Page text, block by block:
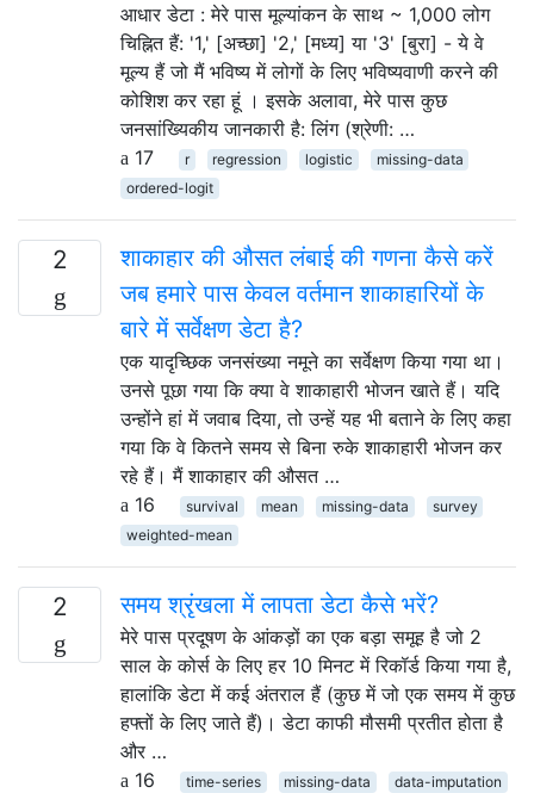
आधार डेटा : मेरे पास मूल्यांकन के साथ ~ 1,000 लोग
चिह्नित हैं: '1,' [अच्छा] '2,' [मध्य] या '3' [बुरा] - ये वे
मूल्य हैं जो मैं भविष्य में लोगों के लिए भविष्यवाणी करने की
कोशिश कर रहा हूं । इसके अलावा, मेरे पास कुछ
जनसांख्यिकीय जानकारी है: लिंग (श्रेणी: …
17
r regression logistic
missing-data
ordered-logit
2
शाकाहार की औसत लंबाई की गणना कैसे करें
जब हमारे पास केवल वर्तमान शाकाहारियों के
बारे में सर्वेक्षण डेटा है?
एक यादृच्छिक जनसंख्या नमूने का सर्वेक्षण किया गया था।
उनसे पूछा गया कि क्या वे शाकाहारी भोजन खाते हैं। यदि
उन्होंने हां में जवाब दिया, तो उन्हें यह भी बताने के लिए कहा
गया कि वे कितने समय से बिना रुके शाकाहारी भोजन कर
रहे हैं। मैं शाकाहार की औसत …
16
survival mean missing-data
survey
weighted-mean
2 समय श्रृंखला में लापता डेटा कैसे भरें?
मेरे पास प्रदूषण के आंकड़ों का एक बड़ा समूह है जो 2
साल के कोर्स के लिए हर 10 मिनट में रिकॉर्ड किया गया है,
हालांकि डेटा में कई अंतराल हैं (कुछ में जो एक समय में कुछ
हफ्तों के लिए जाते हैं)। डेटा काफी मौसमी प्रतीत होता है
और …
16
time-series missing-data data-imputation